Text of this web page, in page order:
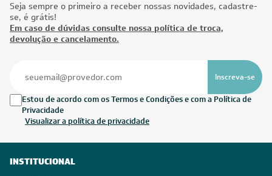
Seja sempre o primeiro a receber nossas novidades, cadastre-
se, é grátis!
Em caso de dúvidas consulte nossa política de troca,
devolução e cancelamento.
Inscreva-se
Estou de acordo com os Termos e Condições e com a Política de
Privacidade
Visualizar a política de privacidade
INSTITUCIONAL